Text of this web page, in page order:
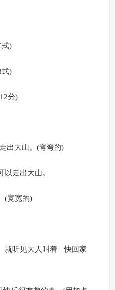
式)
式)
分)
出大山。(弯弯的)
以走出大山。
(宽宽的)
听见大人叫着 快回家